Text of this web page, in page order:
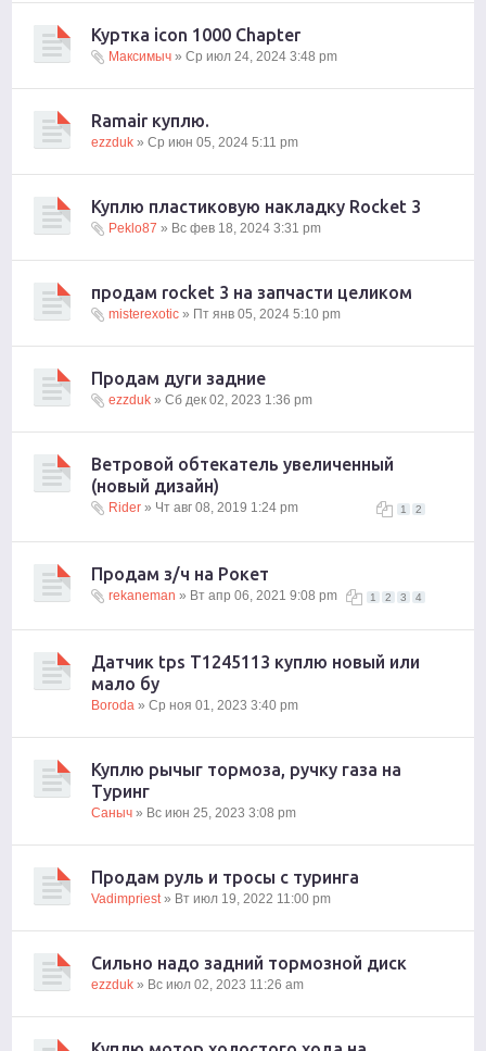
Куртка icon 1000 Chapter
Максимыч » Ср июл 24, 2024 3:48 pm
Ramair куплю.
ezzduk » Ср июн 05, 2024 5:11 pm
Куплю пластиковую накладку Rocket 3
Peklo87 » Вс фев 18, 2024 3:31 pm
продам rocket 3 на запчасти целиком
misterexotic » Пт янв 05, 2024 5:10 pm
Продам дуги задние
ezzduk » Сб дек 02, 2023 1:36 pm
Ветровой обтекатель увеличенный
(новый дизайн)
1 2
Rider » Чт авг 08, 2019 1:24 pm
Продам з/ч на Рокет
1 2 3 4
rekaneman » Вт апр 06, 2021 9:08 pm
Датчик tps Т1245113 куплю новый или
мало бу
Boroda » Ср ноя 01, 2023 3:40 pm
Куплю рычыг тормоза, ручку газа на
Туринг
Саныч » Вс июн 25, 2023 3:08 pm
Продам руль и тросы с туринга
Vadimpriest» Вт июл 19, 2022 11:00 pm
Сильно надо задний тормозной диск
ezzduk » Вс июл 02, 2023 11:26 am